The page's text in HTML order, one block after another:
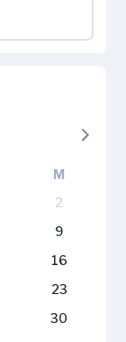
M
2
9
16
23
30